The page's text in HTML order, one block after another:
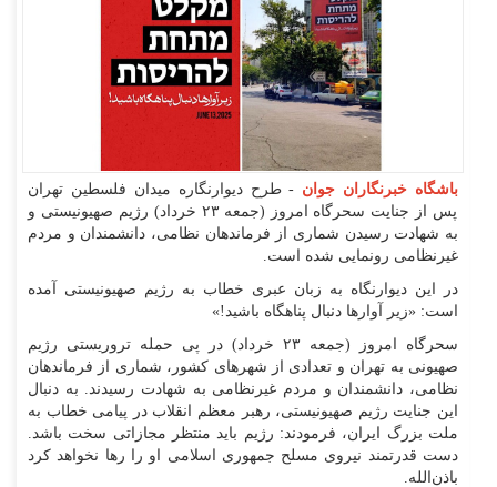
باشگاه خبرنگاران جوان - طرح دیوارنگاره میدان فلسطین تهران
️پس از جنایت سحرگاه امروز (جمعه ۲۳ خرداد) رژیم صهیونیستی و
به شهادت رسیدن شماری از فرماندهان نظامی، دانشمندان و مردم
غیرنظامی رونمایی شده است.
در این دیوارنگاه به زبان عبری خطاب به رژیم صهیونیستی آمده
است: «زیر آوار‌ها دنبال پناهگاه باشید!»
سحرگاه امروز (جمعه ۲۳ خرداد) در پی حمله تروریستی رژیم
صهیونی به تهران و تعدادی از شهر‌های کشور، شماری از فرماندهان
نظامی، دانشمندان و مردم غیرنظامی به شهادت رسیدند. به دنبال
این جنایت رژیم صهیونیستی، رهبر معظم انقلاب در پیامی خطاب به
ملت بزرگ ایران، فرمودند: رژیم باید منتظر مجازاتی سخت باشد.
دست قدرتمند نیروی مسلح جمهوری اسلامی او را رها نخواهد کرد
باذن‌الله.